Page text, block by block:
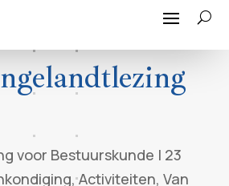
voor Bestuurskunde | 23
,Activiteiten, Van